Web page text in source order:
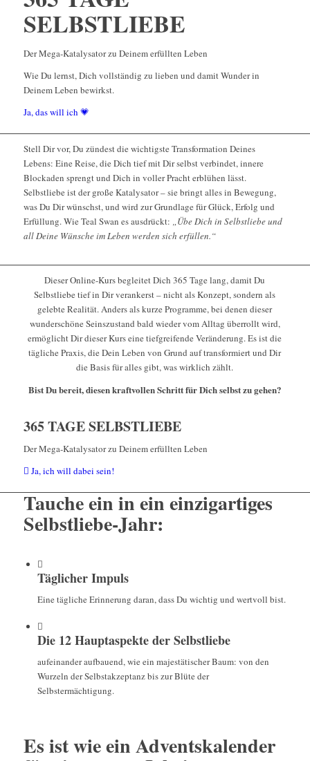
SELBSTLIEBE
Der Mega-Katalysator zu Deinem erfüllten Leben
Wie Du lernst, Dich vollständig zu lieben und damit Wunder in
Deinem Leben bewirkst.
Ja, das will ich 💗
Stell Dir vor, Du zündest die wichtigste Transformation Deines
Lebens: Eine Reise, die Dich tief mit Dir selbst verbindet, innere
Blockaden sprengt und Dich in voller Pracht erblühen lässt.
Selbstliebe ist der große Katalysator – sie bringt alles in Bewegung,
was Du Dir wünschst, und wird zur Grundlage für Glück, Erfolg und
Erfüllung. Wie Teal Swan es ausdrückt: „Übe Dich in Selbstliebe und
all Deine Wünsche im Leben werden sich erfüllen.“
Dieser Online-Kurs begleitet Dich 365 Tage lang, damit Du
Selbstliebe tief in Dir verankerst – nicht als Konzept, sondern als
gelebte Realität. Anders als kurze Programme, bei denen dieser
wunderschöne Seinszustand bald wieder vom Alltag überrollt wird,
ermöglicht Dir dieser Kurs eine tiefgreifende Veränderung. Es ist die
tägliche Praxis, die Dein Leben von Grund auf transformiert und Dir
die Basis für alles gibt, was wirklich zählt.
Bist Du bereit, diesen kraftvollen Schritt für Dich selbst zu gehen?
365 TAGE SELBSTLIEBE
Der Mega-Katalysator zu Deinem erfüllten Leben
Ja, ich will dabei sein!
Tauche ein in ein einzigartiges
Selbstliebe-Jahr:
Täglicher Impuls
Eine tägliche Erinnerung daran, dass Du wichtig und wertvoll bist.
Die 12 Hauptaspekte der Selbstliebe
aufeinander aufbauend, wie ein majestätischer Baum: von den
Wurzeln der Selbstakzeptanz bis zur Blüte der
Selbstermächtigung.
Es ist wie ein Adventskalender